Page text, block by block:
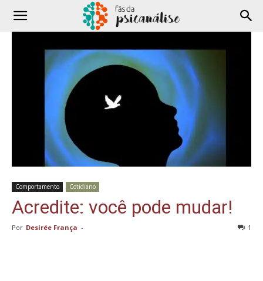
Comportamento Cotidiano
Acredite: você pode mudar!
Por Desirée França - 1